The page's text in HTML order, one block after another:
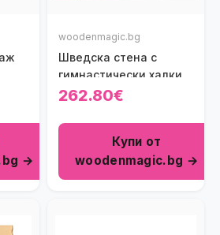
→
woodenmagic.bg
Шведска стена с
гимнастически халки
262.80€
Купи от
woodenmagic.bg →